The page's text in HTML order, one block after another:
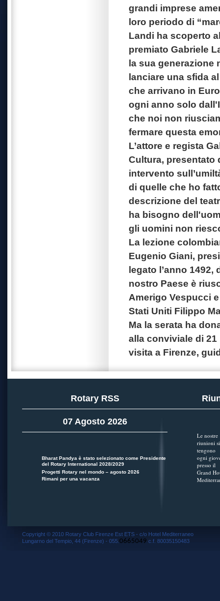
grandi imprese
loro periodo di
Landi ha scoperto
premiato Gabriele
la sua generazione
lanciare una sfida
che arrivano in
ogni anno solo
che noi non
fermare questa
L’attore e regista
Cultura, presentato
intervento
di quelle che ho
descrizione del
ha bisogno
gli uomini non
La lezione
Eugenio Giani,
legato l’anno
nostro Paese è
Amerigo Vespucci
Stati Uniti Filippo
Ma la serata ha
alla conviviale di
visita a Firenze,
Rotary RSS
07 Agosto 2026
Bharat Pandya è stato selezionato come Presidente
del Rotary International 2028/2029
Progetti Rotary nel mondo – agosto 2026
Rimani per una vacanza
Le nostre
riunioni si
tengono
ogni
presso il
Grand
Copyright © 2010 Rotary Club Firenze Est ETS - c/o Hotel Mediterraneo
Lungarno del Tempio, 44 (Firenze) - 055. 0665049 c.f. 80035150483